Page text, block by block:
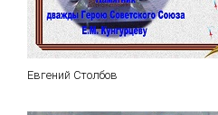
Евгений Столбов